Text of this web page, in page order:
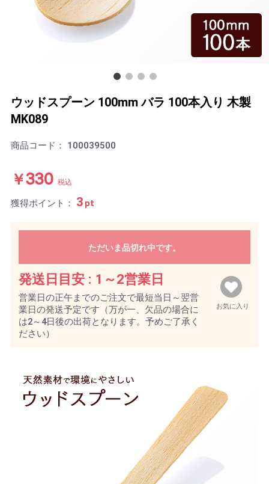
ウッドスプーン 100mm バラ 100本入り 木製
MK089
商品コード： 100039500
￥330 税込
獲得ポイント： 3 pt
ただいま品切れ中です。
お気に入り
発送日目安 : 1～2営業日
営業日の正午までのご注文で最短当日～翌営
業日の発送予定です（万が一、欠品の場合に
は2～4日後の出荷となります。予めご了承く
ださい）